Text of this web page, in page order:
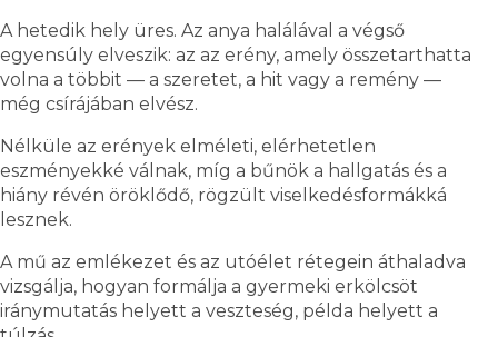
A hetedik hely üres. Az anya halálával a végső
egyensúly elveszik: az az erény, amely összetarthatta
volna a többit — a szeretet, a hit vagy a remény —
még csírájában elvész.
Nélküle az erények elméleti, elérhetetlen
eszményekké válnak, míg a bűnök a hallgatás és a
hiány révén öröklődő, rögzült viselkedésformákká
lesznek.
A mű az emlékezet és az utóélet rétegein áthaladva
vizsgálja, hogyan formálja a gyermeki erkölcsöt
iránymutatás helyett a veszteség, példa helyett a